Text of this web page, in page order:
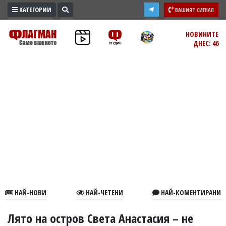
ПРОМО
ЗОНА
КАТЕГОРИИ ВАШИЯТ СИГНАЛ
НОВИНИТЕ
ДНЕС: 46
НАЙ-НОВИ НАЙ-ЧЕТЕНИ НАЙ-КОМЕНТИРАНИ
Лято на остров Света Анастасия – не